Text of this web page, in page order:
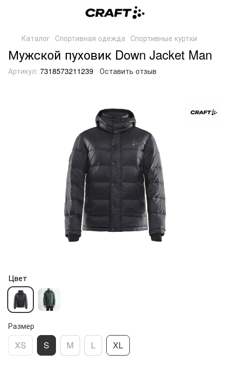
Каталог Спортивная одежда Спортивные куртки
Мужской пуховик Down Jacket Man
Артикул: 7318573211239 Оставить отзыв
Цвет
Размер
XS S M L XL